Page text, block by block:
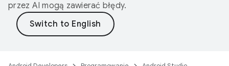
przez AI mogą zawierać błędy.